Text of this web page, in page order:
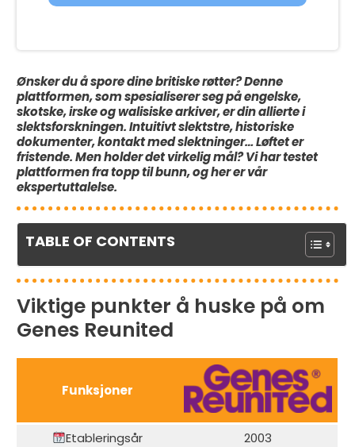
Ønsker du å spore dine britiske røtter? Denne
plattformen, som spesialiserer seg på engelske,
skotske, irske og walisiske arkiver, er din allierte i
slektsforskningen. Intuitivt slektstre, historiske
dokumenter, kontakt med slektninger… Løftet er
fristende. Men holder det virkelig mål? Vi har testet
plattformen fra topp til bunn, og her er vår
ekspertuttalelse.
TABLE OF CONTENTS
Viktige punkter å huske på om
Genes Reunited
Funksjoner
Etableringsår
2003